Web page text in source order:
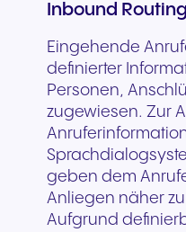
Inbound
Eingehende
definierter
Personen,
zugewiesen. Zur
geben dem
Anliegen näher
Aufgrund